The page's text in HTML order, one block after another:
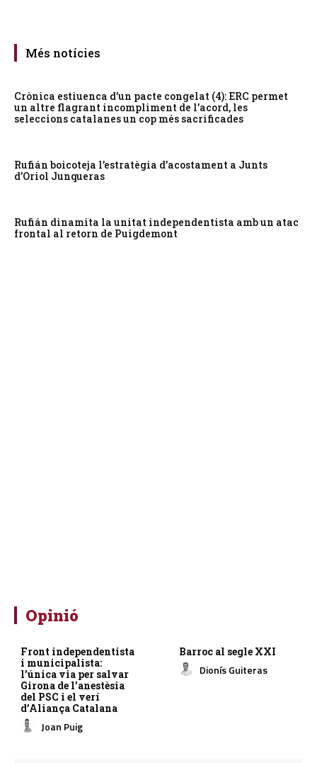
Més notícies
Crònica estiuenca d’un pacte congelat (4): ERC permet
un altre flagrant incompliment de l’acord, les
seleccions catalanes un cop més sacrificades
Rufián boicoteja l’estratègia d’acostament a Junts
d’Oriol Junqueras
Rufián dinamita la unitat independentista amb un atac
frontal al retorn de Puigdemont
Opinió
Front independentista
i municipalista:
l’única via per salvar
Girona de l’anestèsia
del PSC i el verí
d’Aliança Catalana
Joan Puig
Barroc al segle XXI
Dionís Guiteras